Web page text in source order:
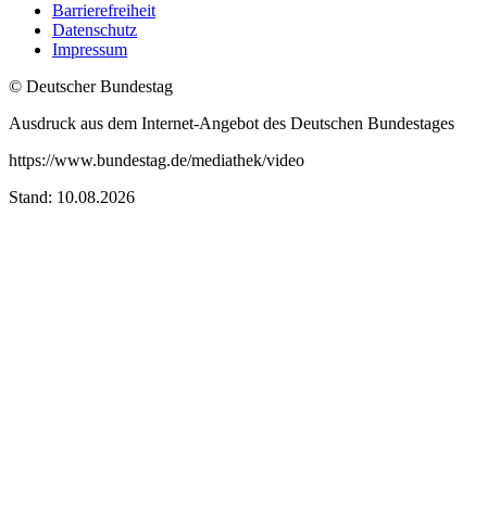
Barrierefreiheit
Datenschutz
Impressum
© Deutscher Bundestag
Ausdruck aus dem Internet-Angebot des Deutschen Bundestages
https://www.bundestag.de/mediathek/video
Stand: 10.08.2026